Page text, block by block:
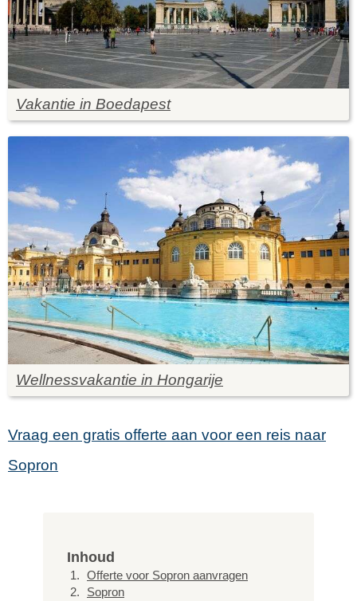
Vakantie in Boedapest
Wellnessvakantie in Hongarije
Vraag een gratis offerte aan voor een reis naar
Sopron
Inhoud
Offerte voor Sopron aanvragen
Sopron